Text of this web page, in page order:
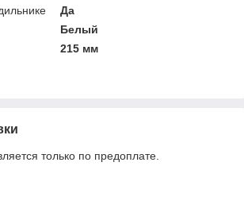
Да
Белый
215 мм
только по предоплате.